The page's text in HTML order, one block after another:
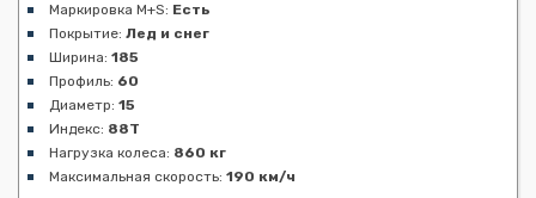
Маркировка M+S: Есть
Покрытие: Лед и снег
Ширина: 185
Профиль: 60
Диаметр: 15
Индекс: 88T
Нагрузка колеса: 860 кг
Максимальная скорость: 190 км/ч